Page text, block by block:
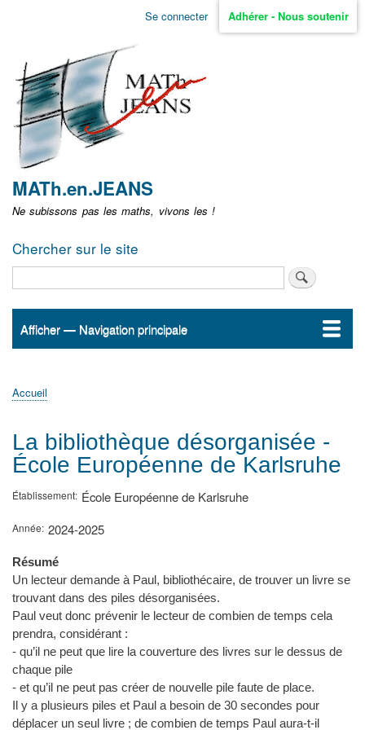
Aller
non
identifié
Se connecter Adhérer - Nous soutenir
MATh.en.JEANS
Ne subissons pas les maths, vivons les !
Chercher sur le site
Navigation
Afficher — Navigation principale
Accueil
ActualitésMATh.en.JEANS ?
Régions et Ateliers
Créer, gérer un atelier
Sujets/Publications
Congrès
d'Ariane
Accueil
La bibliothèque désorganisée -
École Européenne de Karlsruhe
Établissement École Européenne de Karlsruhe
Année 2024-2025
Résumé
Un lecteur demande à Paul, bibliothécaire, de trouver un livre se
trouvant dans des piles désorganisées.
Paul veut donc prévenir le lecteur de combien de temps cela
prendra, considérant :
- qu’il ne peut que lire la couverture des livres sur le dessus de
chaque pile
- et qu’il ne peut pas créer de nouvelle pile faute de place.
Il y a plusieurs piles et Paul a besoin de 30 secondes pour
déplacer un seul livre ; de combien de temps Paul aura-t-il